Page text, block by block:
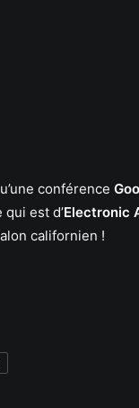
conférence
est d’Electronic
californien !